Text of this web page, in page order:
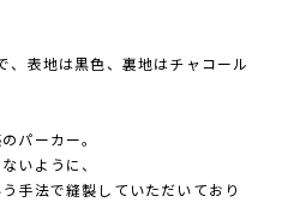
、表地は黒色、裏地はチャコール
パーカー。
いように、
手法で縫製していただいており